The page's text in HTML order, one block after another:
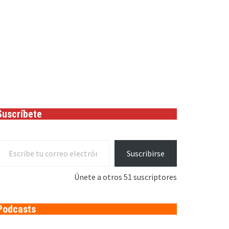
Suscribirse
Únete a otros 51 suscriptores